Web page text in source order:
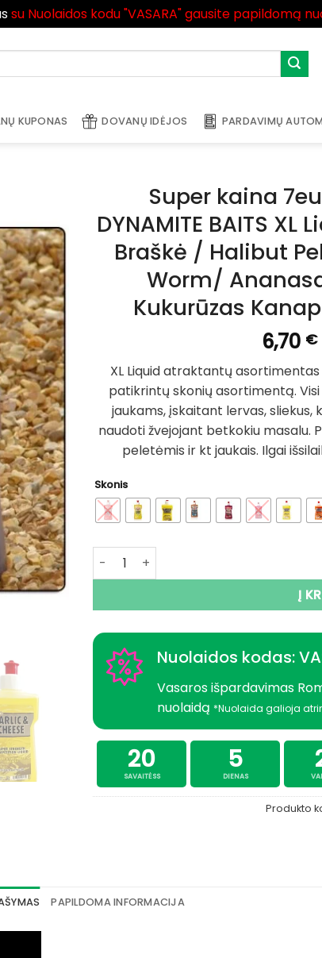
su Nuolaidos kodu "VASARA" gausite papildomą
KUPONAS DOVANŲ IDĖJOS PARDAVIMŲ
Super kaina
DYNAMITE BAITS
Braškė / Halibut
Worm/
Kukurūzas
6,70 €
XL Liquid atraktantų
patikrintų skonių asortimentą.
jaukams, įskaitant lervas, sliekus,
naudoti žvejojant betkokiu masalu.
peletėmis ir kt jaukais. Ilgai
Skonis
produkto kiekis: Super kaina 7eur
Į
Nuolaidos kodas:
Vasaros išpardavimas
nuolaidą *Nuolaida galioja
20
SAVAITĖSS
5
DIENAS
Produkto
PAPILDOMA INFORMACIJA